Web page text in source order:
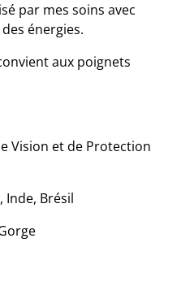
par mes soins avec
énergies.
aux poignets
Vision et de Protection
Inde, Brésil